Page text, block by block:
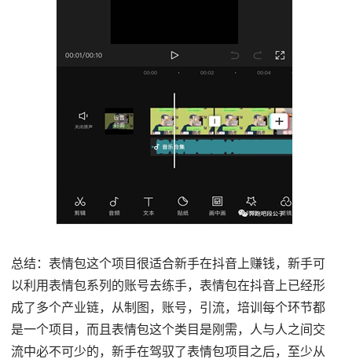
总结：表情包这个项目很适合新手在抖音上赚钱，新手可
以利用表情包系列的账号去练手，表情包在抖音上已经形
成了多个产业链，从制图，账号，引流，培训每个环节都
是一个项目，而且表情包这个类目是刚需，人与人之间交
流中必不可少的，新手在驾驭了表情包项目之后，至少从